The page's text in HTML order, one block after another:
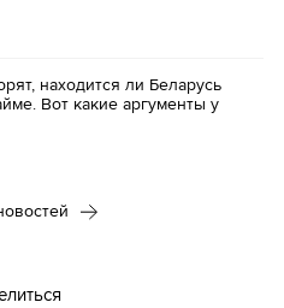
находится ли Беларусь
Вот какие аргументы у